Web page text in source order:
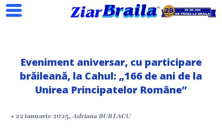
Search
Eveniment aniversar, cu participare
brăileană, la Cahul: „166 de ani de la
Unirea Principatelor Române”
• 22 ianuarie 2025,Adriana BURLACU